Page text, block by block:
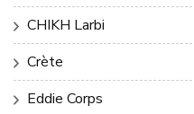
CHIKH Larbi
Crète
Eddie Corps